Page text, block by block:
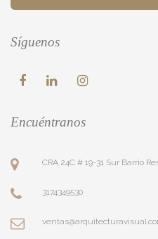
Síguenos
Encuéntranos
CRA 24C # 19-31 Sur Barrio
3174349530